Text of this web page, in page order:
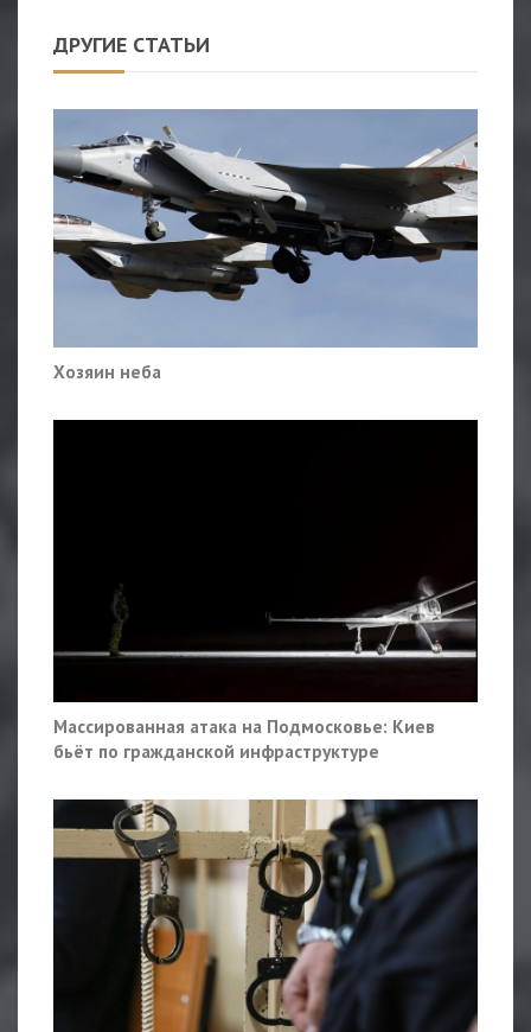
ДРУГИЕ СТАТЬИ
Хозяин неба
Массированная атака на Подмосковье: Киев
бьёт по гражданской инфраструктуре